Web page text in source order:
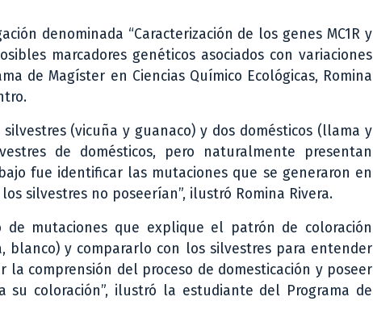
denominada “Caracterización de los genes MC1R y
marcadores genéticos asociados con variaciones
de Magíster en Ciencias Químico Ecológicas, Romina
(vicuña y guanaco) y dos domésticos (llama y
de domésticos, pero naturalmente presentan
fue identificar las mutaciones que se generaron en
silvestres no poseerían”, ilustró Romina Rivera.
mutaciones que explique el patrón de coloración
blanco) y compararlo con los silvestres para entender
comprensión del proceso de domesticación y poseer
coloración”, ilustró la estudiante del Programa de